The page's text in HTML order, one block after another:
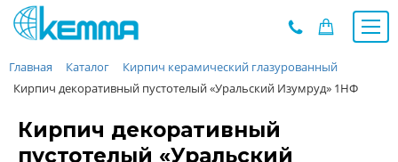
Каталог
Прайс
О заводе
Новости
Главная Каталог
Кирпич керамический глазурованный
Кирпич декоративный пустотелый «Уральский Изумруд» 1НФ
Кирпич декоративный
пустотелый «Уральский